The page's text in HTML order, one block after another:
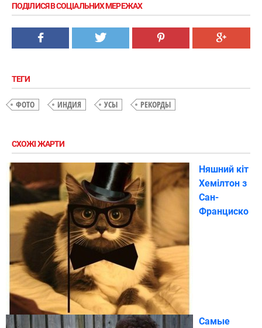
ПОДІЛИСЯ В СОЦІАЛЬНИХ МЕРЕЖАХ
ТЕГИ
ФОТО ИНДИЯ УСЫ РЕКОРДЫ
СХОЖІ ЖАРТИ
Няшний кіт
Хемілтон з
Сан-
Франциско
Самые